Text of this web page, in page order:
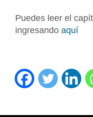
Puedes leer el
ingresandoaquí